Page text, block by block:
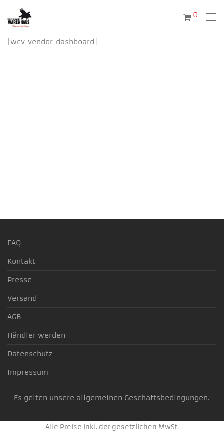
0
[wcv_vendor_dashboard]
FAQ
Kontakt
Presse
Versand
AGB
Händler werden
Datenschutz
Impressum
Es gelten unsere allgemeinen Geschäftsbedingungen.
Alle Preise inkl. der gesetzlichen MwSt.